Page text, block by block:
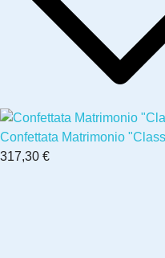
Confettata Matrimonio
317,30 €